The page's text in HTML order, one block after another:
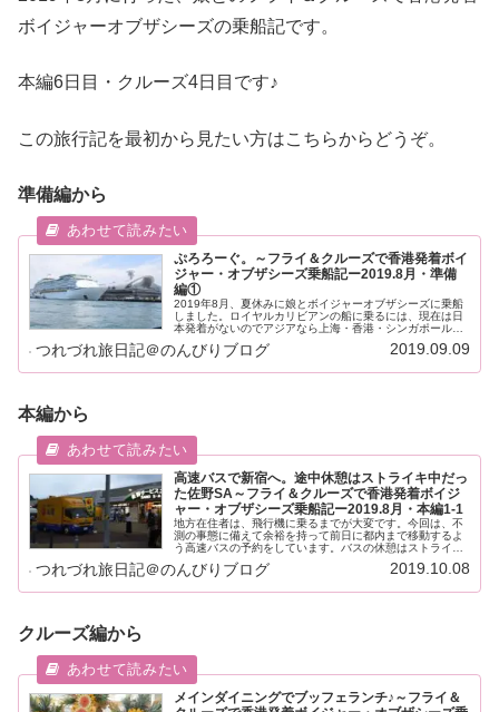
ボイジャーオブザシーズの乗船記です。
本編6日目・クルーズ4日目です♪
この旅行記を最初から見たい方はこちらからどうぞ。
準備編から
ぷろろーぐ。～フライ＆クルーズで香港発着ボイ
ジャー・オブザシーズ乗船記ー2019.8月・準備
編①
2019年8月、夏休みに娘とボイジャーオブザシーズに乗船
しました。ロイヤルカリビアンの船に乗るには、現在は日
本発着がないのでアジアなら上海・香港・シンガポールの
いずれかへ、飛んで行かなければなりません。ある日、サ
イトでお得情報を見つけて...(´∀｀*)ｳﾌﾌ
つれづれ旅日記＠のんびりブログ 2019.09.09
本編から
高速バスで新宿へ。途中休憩はストライキ中だっ
た佐野SA～フライ＆クルーズで香港発着ボイジ
ャー・オブザシーズ乗船記ー2019.8月・本編1-1
地方在住者は、飛行機に乗るまでが大変です。今回は、不
測の事態に備えて余裕を持って前日に都内まで移動するよ
う高速バスの予約をしています。バスの休憩はストライキ
で一躍有名になった佐野サービスエリア。
つれづれ旅日記＠のんびりブログ 2019.10.08
クルーズ編から
メインダイニングでブッフェランチ♪～フライ＆